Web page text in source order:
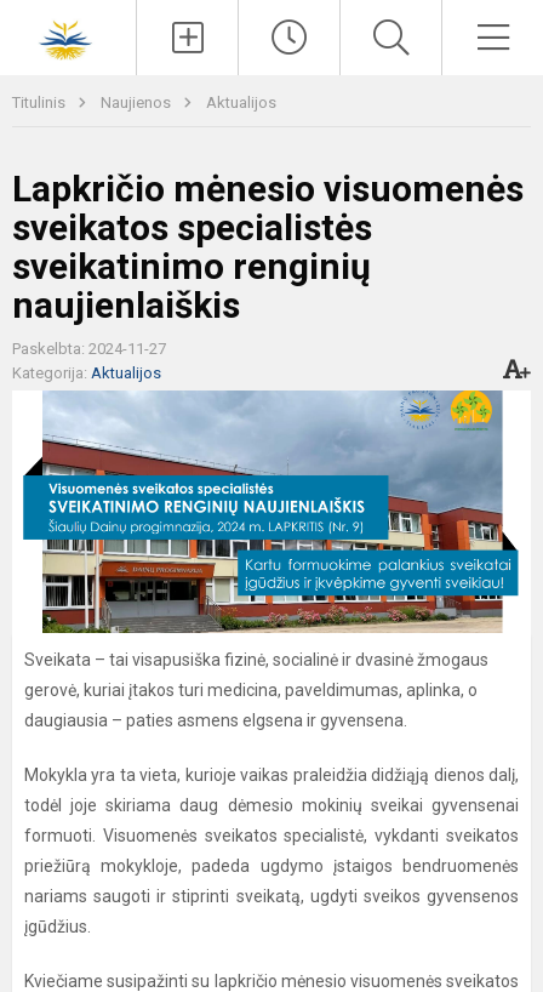
Titulinis Naujienos Aktualijos
Lapkričio mėnesio visuomenės
sveikatos specialistės
sveikatinimo renginių
naujienlaiškis
Paskelbta: 2024-11-27
Kategorija: Aktualijos
Sveikata – tai visapusiška fizinė, socialinė ir dvasinė žmogaus
gerovė, kuriai įtakos turi medicina, paveldimumas, aplinka, o
daugiausia – paties asmens elgsena ir gyvensena.
Mokykla yra ta vieta, kurioje vaikas praleidžia didžiąją dienos dalį,
todėl joje skiriama daug dėmesio mokinių sveikai gyvensenai
formuoti. Visuomenės sveikatos specialistė, vykdanti sveikatos
priežiūrą mokykloje, padeda ugdymo įstaigos bendruomenės
nariams saugoti ir stiprinti sveikatą, ugdyti sveikos gyvensenos
įgūdžius.
Kviečiame susipažinti su lapkričio mėnesio visuomenės sveikatos